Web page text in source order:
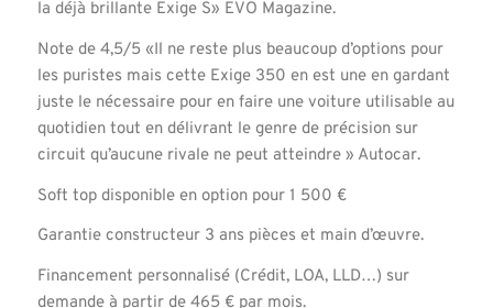
la déjà brillante Exige S» EVO Magazine.
Note de 4,5/5 «Il ne reste plus beaucoup d’options pour
les puristes mais cette Exige 350 en est une en gardant
juste le nécessaire pour en faire une voiture utilisable au
quotidien tout en délivrant le genre de précision sur
circuit qu’aucune rivale ne peut atteindre » Autocar.
Soft top disponible en option pour 1 500 €
Garantie constructeur 3 ans pièces et main d’œuvre.
Financement personnalisé (Crédit, LOA, LLD…) sur
demande à partir de 465 € par mois.